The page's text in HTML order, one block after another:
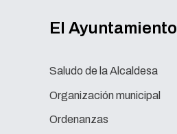
El Ayuntamiento
Saludo de la Alcaldesa
Organización municipal
Ordenanzas